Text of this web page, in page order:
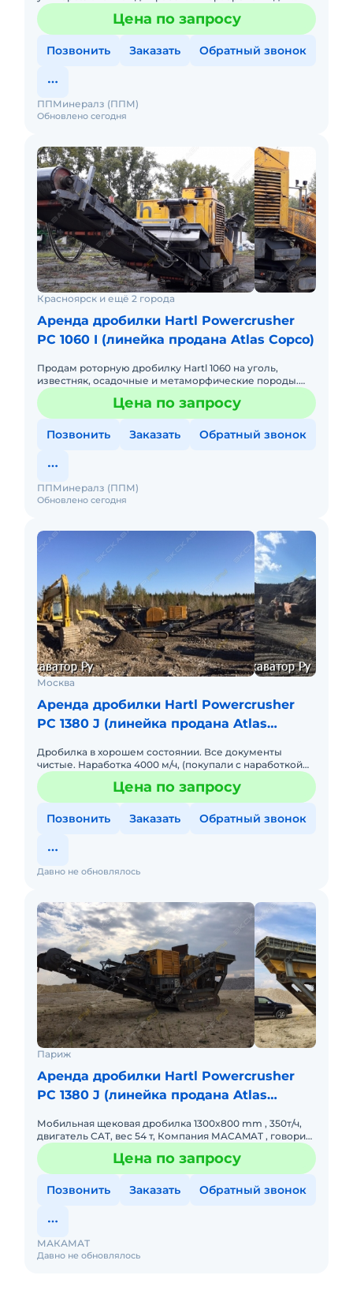
бетона, входное отверстие до 1300 мм. Также имеется
магнит и боковой конЦена по запросу
Позвонить Заказать Обратный звонок
Обновлено сегодня
ППМинералз (ППМ)
Красноярск и ещё 2 города
Аренда дробилки Hartl Powercrusher
PC 1060 I (линейка продана Atlas Copco)
Продам роторную дробилку Hartl 1060 на уголь,
известняк, осадочные и метаморфические породы.
Входное отверстие 1000х600 мм, 3-х бильная,
Производительность доЦена по запросу
Позвонить Заказать Обратный звонок
Обновлено сегодня
ППМинералз (ППМ)
Москва
Аренда дробилки Hartl Powercrusher
PC 1380 J (линейка продана Atlas
Дробилка в хорошем состоянии. Все документы
чистые. Наработка 4000 м/ч, (покупали с наработкой
1700). Возможен обмен на внедорожник + доплата
Цена по запросу
Позвонить Заказать Обратный звонок
Давно не обновлялось
Париж
Аренда дробилки Hartl Powercrusher
PC 1380 J (линейка продана Atlas
Мобильная щековая дробилка 1300x800 mm , 350т/ч,
двигатель CAT, вес 54 т, Компания МACAMAT , говорим
по-русский
Цена по запросу
Позвонить Заказать Обратный звонок
Давно не обновлялось
МАКАМАТ